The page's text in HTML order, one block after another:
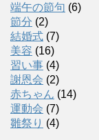
端午の節句 (6)
節分 (2)
結婚式 (7)
美容 (16)
習い事 (4)
謝恩会 (2)
赤ちゃん (14)
運動会 (7)
雛祭り (4)